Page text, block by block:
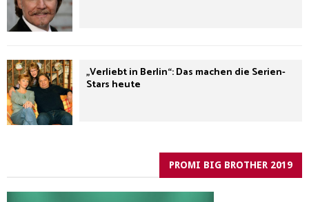
„Verliebt in Berlin“: Das machen die Serien-
Stars heute
PROMI BIG BROTHER 2019